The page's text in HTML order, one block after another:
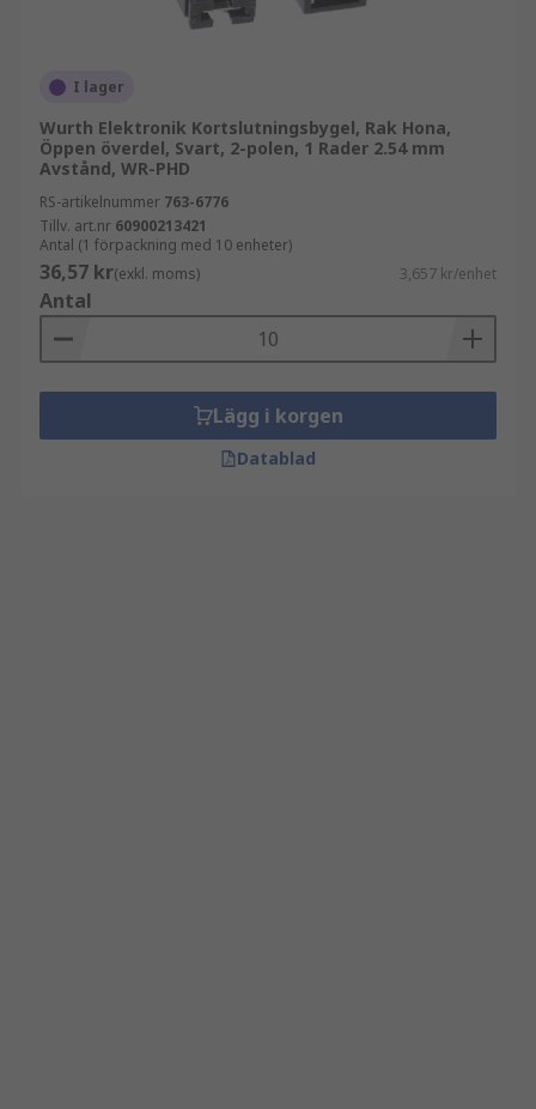
I lager
Wurth Elektronik Kortslutningsbygel, Rak Hona,
Öppen överdel, Svart, 2-polen, 1 Rader 2.54 mm
Avstånd, WR-PHD
RS-artikelnummer 763-6776
Tillv. art.nr 60900213421
Antal (1 förpackning med 10 enheter)
36,57 kr(exkl. moms) 3,657 kr/enhet
Antal
Lägg i korgen
Datablad